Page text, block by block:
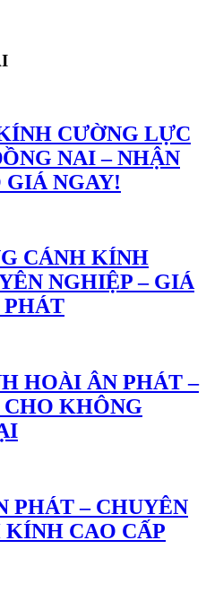
CƯỜNG LỰC
NAI – NHẬN
NGAY!
CÁNH KÍNH
NGHIỆP – GIÁ
HOÀI ÂN PHÁT –
KHÔNG
PHÁT – CHUYÊN
KÍNH CAO CẤP